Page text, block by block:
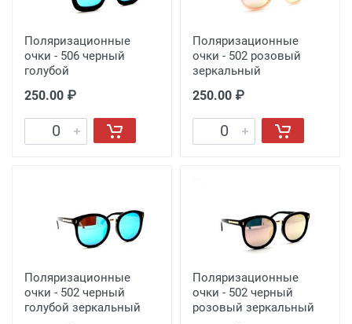
Поляризационные
очки - 506 черный
голубой
250.00 ₽
Поляризационные
очки - 502 розовый
зеркальный
250.00 ₽
Поляризационные
очки - 502 черный
голубой зеркальный
Поляризационные
очки - 502 черный
розовый зеркальный